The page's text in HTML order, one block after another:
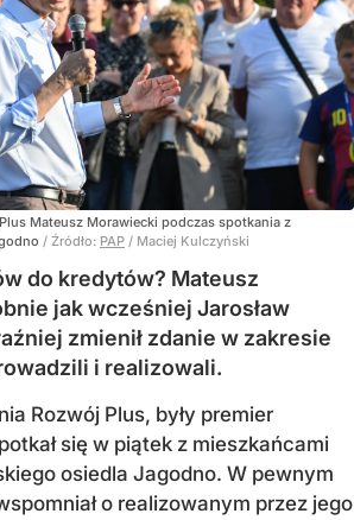
Mateusz Morawiecki podczas spotkania z
/ Źródło: PAP / Maciej Kulczyński
do kredytów? Mateusz
jak wcześniej Jarosław
zmienił zdanie w zakresie
i realizowali.
Rozwój Plus, były premier
się w piątek z mieszkańcami
osiedla Jagodno. W pewnym
o realizowanym przez jego